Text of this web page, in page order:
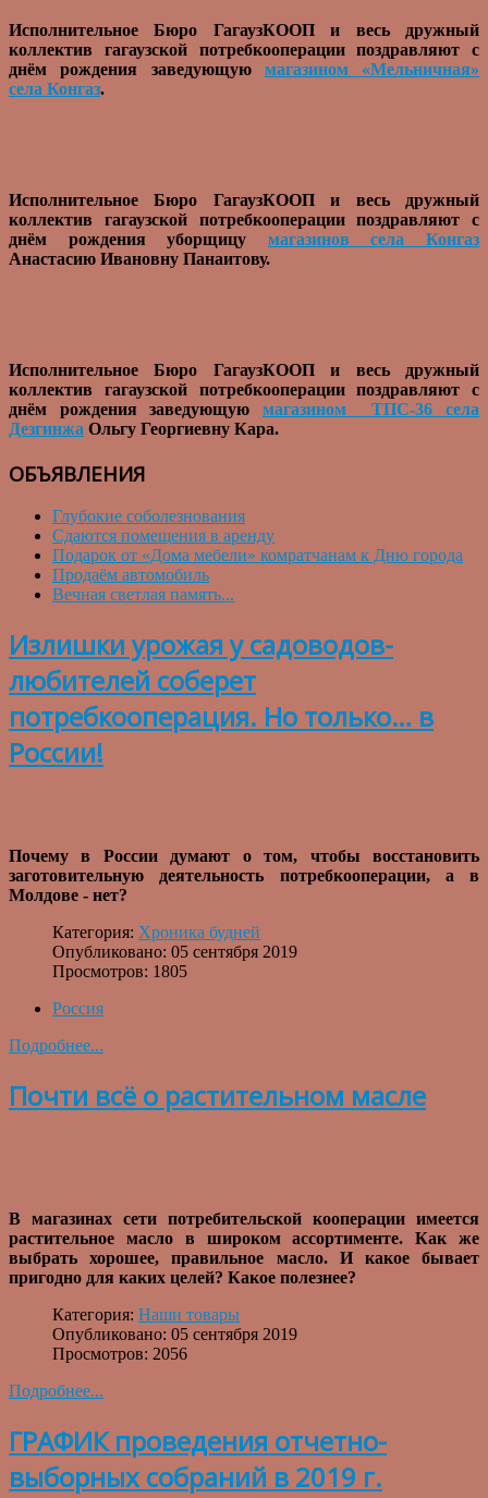
Исполнительное Бюро ГагаузКООП и весь дружный
коллектив гагаузской потребкооперации поздравляют с
днём рождения заведующую магазином «Мельничная»
села Конгаз.
Исполнительное Бюро ГагаузКООП и весь дружный
коллектив гагаузской потребкооперации поздравляют с
днём рождения уборщицу магазинов села Конгаз
Анастасию Ивановну Панаитову.
Исполнительное Бюро ГагаузКООП и весь дружный
коллектив гагаузской потребкооперации поздравляют с
днём рождения заведующую магазином ТПС-36 села
Дезгинжа Ольгу Георгиевну Кара.
ОБЪЯВЛЕНИЯ
Глубокие соболезнования
Сдаются помещения в аренду
Подарок от «Дома мебели» комратчанам к Дню города
Продаём автомобиль
Вечная светлая память...
Излишки урожая у садоводов-
любителей соберет
потребкооперация. Но только… в
России!
Почему в России думают о том, чтобы восстановить
заготовительную деятельность потребкооперации, а в
Молдове - нет?
Категория: Хроника будней
Опубликовано: 05 сентября 2019
Просмотров: 1805
Россия
Подробнее...
Почти всё о растительном масле
В магазинах сети потребительской кооперации имеется
растительное масло в широком ассортименте. Как же
выбрать хорошее, правильное масло. И какое бывает
пригодно для каких целей? Какое полезнее?
Категория: Наши товары
Опубликовано: 05 сентября 2019
Просмотров: 2056
Подробнее...
ГРАФИК проведения отчетно-
выборных собраний в 2019 г.